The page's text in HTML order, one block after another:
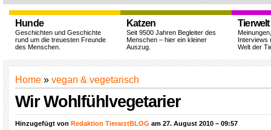
Hunde
Geschichten und Geschichte
rund um die treuesten Freunde
des Menschen.
Katzen
Seit 9500 Jahren Begleiter des
Menschen – hier ein kleiner
Auszug.
Tierwelt
Interviews
Welt der
Home » vegan & vegetarisch
Wir Wohlfühlvegetarier
Hinzugefügt von Redaktion TierarztBLOG am 27. August 2010 – 09:57